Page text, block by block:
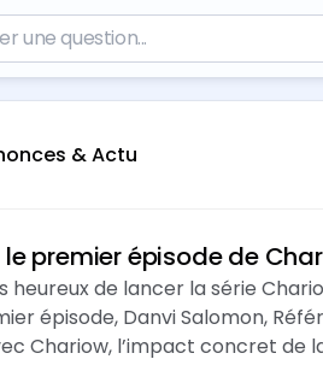
& Actu
le premier épisode de
heureux de lancer la série
épisode, Danvi Salomon,
Chariow, l’impact concret de